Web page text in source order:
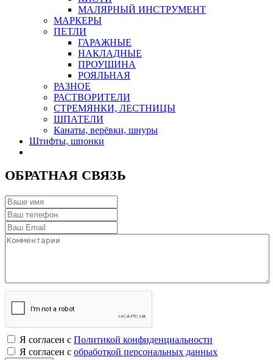
МАЛЯРНЫЙ ИНСТРУМЕНТ
МАРКЕРЫ
ПЕТЛИ
ГАРАЖНЫЕ
НАКЛАДНЫЕ
ПРОУШИНА
РОЯЛЬНАЯ
РАЗНОЕ
РАСТВОРИТЕЛИ
СТРЕМЯНКИ, ЛЕСТНИЦЫ
ШПАТЕЛИ
Канаты, верёвки, шнуры
Штифты, шпонки
ОБРАТНАЯ СВЯЗЬ
Я согласен с Политикой конфиденциальности
Я согласен с обработкой персональных данных